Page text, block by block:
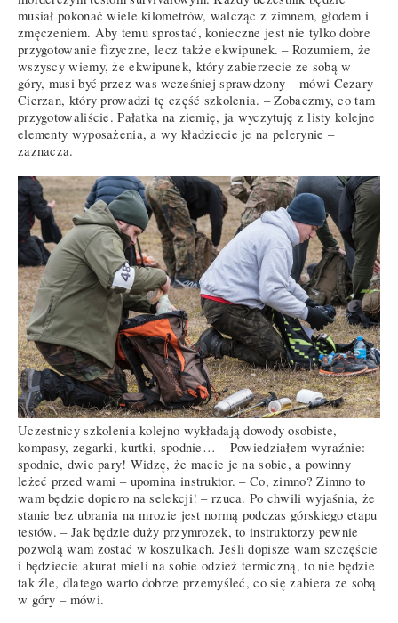
musiał pokonać wiele kilometrów, walcząc z zimnem, głodem i
zmęczeniem. Aby temu sprostać, konieczne jest nie tylko dobre
przygotowanie fizyczne, lecz także ekwipunek. – Rozumiem, że
wszyscy wiemy, że ekwipunek, który zabierzecie ze sobą w
góry, musi być przez was wcześniej sprawdzony – mówi Cezary
Cierzan, który prowadzi tę część szkolenia. – Zobaczmy, co tam
przygotowaliście. Pałatka na ziemię, ja wyczytuję z listy kolejne
elementy wyposażenia, a wy kładziecie je na pelerynie –
zaznacza.
Uczestnicy szkolenia kolejno wykładają dowody osobiste,
kompasy, zegarki, kurtki, spodnie… – Powiedziałem wyraźnie:
spodnie, dwie pary! Widzę, że macie je na sobie, a powinny
leżeć przed wami – upomina instruktor. – Co, zimno? Zimno to
wam będzie dopiero na selekcji! – rzuca. Po chwili wyjaśnia, że
stanie bez ubrania na mrozie jest normą podczas górskiego etapu
testów. – Jak będzie duży przymrozek, to instruktorzy pewnie
pozwolą wam zostać w koszulkach. Jeśli dopisze wam szczęście
i będziecie akurat mieli na sobie odzież termiczną, to nie będzie
tak źle, dlatego warto dobrze przemyśleć, co się zabiera ze sobą
w góry – mówi.